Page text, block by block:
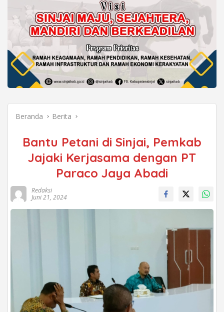
Beranda Berita
Bantu Petani di Sinjai, Pemkab
Jajaki Kerjasama dengan PT
Paraco Jaya Abadi
Redaksi
Juni 21, 2024